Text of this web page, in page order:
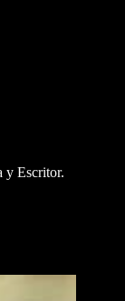
y Escritor.